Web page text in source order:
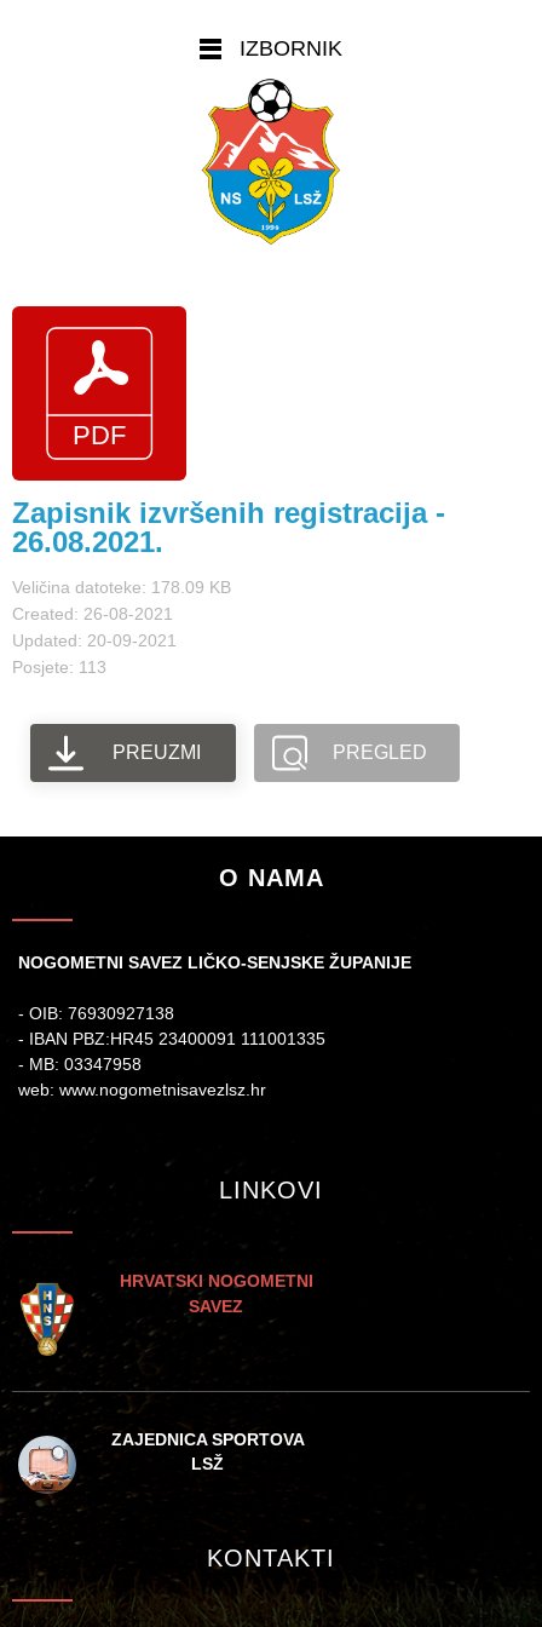
IZBORNIK
Zapisnik izvršenih registracija -
26.08.2021.
Veličina datoteke: 178.09 KB
Created: 26-08-2021
Updated: 20-09-2021
Posjete: 113
PREUZMI PREGLED
O NAMA
NOGOMETNI SAVEZ LIČKO-SENJSKE ŽUPANIJE
- OIB: 76930927138
- IBAN PBZ:HR45 23400091 111001335
- MB: 03347958
web: www.nogometnisavezlsz.hr
LINKOVI
HRVATSKI NOGOMETNI
SAVEZ
ZAJEDNICA SPORTOVA
LSŽ
KONTAKTI